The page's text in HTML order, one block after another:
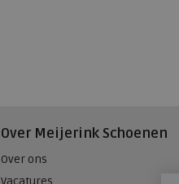
Over Meijerink Schoenen
Over ons
Vacatures